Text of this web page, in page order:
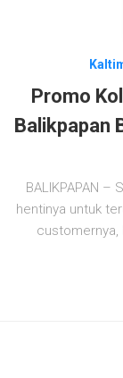
Promo
Balikpapan
BALIKPAPAN –
hentinya untuk
customernya,